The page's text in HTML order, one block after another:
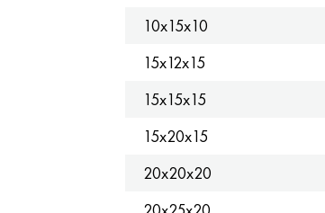
10x15x10
15x12x15
15x15x15
15x20x15
20x20x20